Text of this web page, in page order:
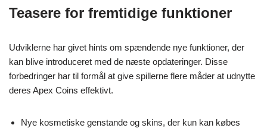
Teasere for fremtidige funktioner
Udviklerne har givet hints om spændende nye funktioner, der
kan blive introduceret med de næste opdateringer. Disse
forbedringer har til formål at give spillerne flere måder at udnytte
deres Apex Coins effektivt.
Nye kosmetiske genstande og skins, der kun kan købes